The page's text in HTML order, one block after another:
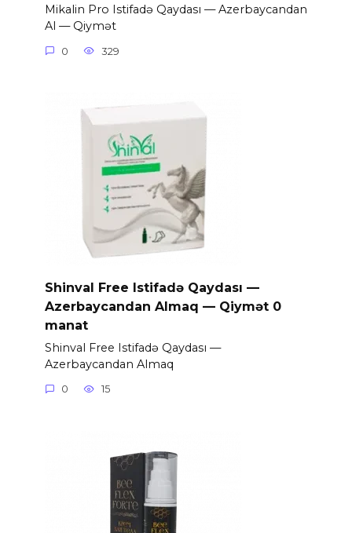
Mikalin Pro Istifadə Qaydası — Azerbaycandan
Al — Qiymət
0 329
Shinval Free Istifadə Qaydası —
Azerbaycandan Almaq — Qiymət 0
manat
Shinval Free Istifadə Qaydası —
Azerbaycandan Almaq
0 15